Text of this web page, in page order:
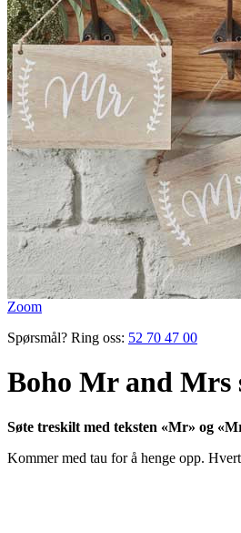
Zoom
Spørsmål? Ring oss: 52 70 47 00
Boho Mr and Mrs
Søte treskilt med teksten «Mr» og
Kommer med tau for å henge opp.